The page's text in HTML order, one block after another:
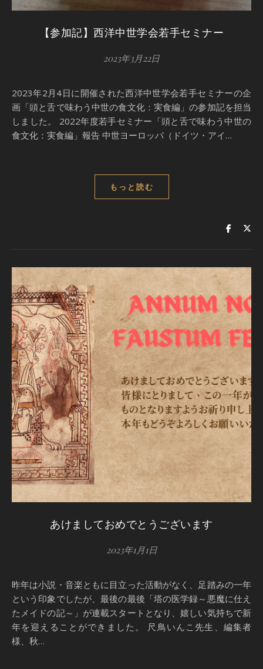
【参加記】西洋中世学会若手セミナー
2023年3月22日
2023年2月4日に開催された西洋中世学会若手セミナーの企
画「頭と舌で味わう中世の食文化：実食編」の参加記を担当
しました。 2022年度若手セミナー「頭と舌で味わう中世の
食文化：実食編」報告 中世ヨーロッパ（ドイツ・アイ…
もっと読む
あけましておめでとうございます
2023年1月1日
昨年は小説・音楽ともに目立った活動がなく、足踏みの一年
という印象でしたが、最後の最後「塔の医学録～悪魔に仕え
たメイドの記～」が連載スタートとなり、嬉しい気持ちで新
年を迎えることができました。 尺鳥いんこ先生、編集者
様、秋…